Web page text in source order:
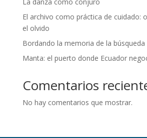
El archivo como práctica de cuidado:
el olvido
Bordando la memoria de la búsqueda
Manta: el puerto donde Ecuador
Comentarios
No hay comentarios que mostrar.